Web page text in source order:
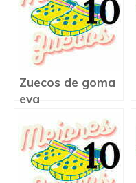
Zuecos de goma
eva